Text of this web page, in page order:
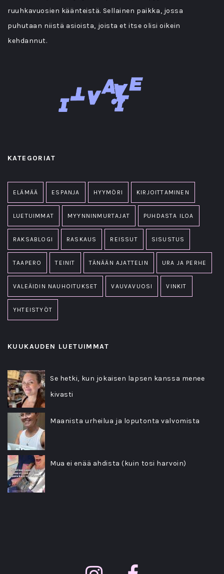
ruuhkavuosien käänteistä. Sellainen paikka, jossa
puhutaan niistä asioista, joista et itse olisi oikein
kehdannut.
KATEGORIAT
ELÄMÄÄ ESPANJA HYYMÖRI KIRJOITTAMINEN
LUETUIMMAT MYYNNINMURTAJAT PUHDASTA ILOA
RAKSABLOGI RASKAUS REISSUT SISUSTUS
TAAPERO TEINIT TÄNÄÄN AJATTELIN URA JA PERHE
VALEÄIDIN NAUHOITUKSET VAUVAVUOSI VINKIT
YHTEISTYÖT
KUUKAUDEN LUETUIMMAT
Se hetki, kun jokaisen lapsen kanssa menee
kivasti
Maanista urheilua ja loputonta valvomista
Mua ei enää ahdista (kuin tosi harvoin)